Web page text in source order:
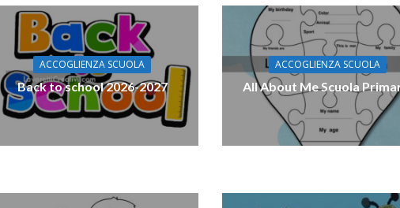
ACCOGLIENZA SCUOLA
Back to school 2026-2027
ACCOGLIENZA SCUOLA
All About Me Scuola